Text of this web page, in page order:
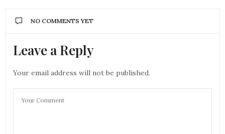
NO COMMENTS YET
Leave a Reply
Your email address will not be published.